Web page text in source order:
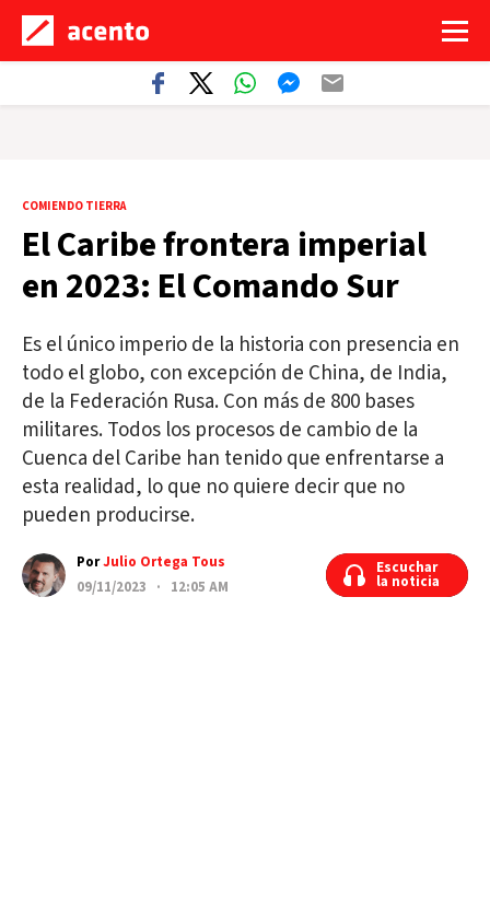
COMIENDO TIERRA
El Caribe frontera imperial
en 2023: El Comando Sur
Es el único imperio de la historia con presencia en
todo el globo, con excepción de China, de India,
de la Federación Rusa. Con más de 800 bases
militares. Todos los procesos de cambio de la
Cuenca del Caribe han tenido que enfrentarse a
esta realidad, lo que no quiere decir que no
pueden producirse.
PorJulio Ortega Tous
09/11/2023 · 12:05 AM
Escuchar
la noticia
Escuchar
la noticia